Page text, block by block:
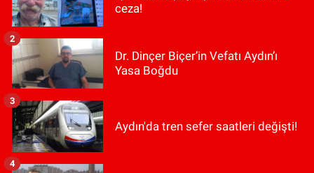
ceza!
Dr. Dinçer Biçer’in Vefatı Aydın’ı
Yasa Boğdu
2
Aydın'da tren sefer saatleri değişti!
3
4